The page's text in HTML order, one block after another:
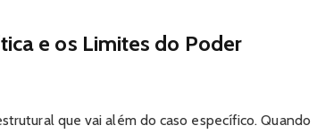
e os Limites do Poder
que vai além do caso específico. Quando